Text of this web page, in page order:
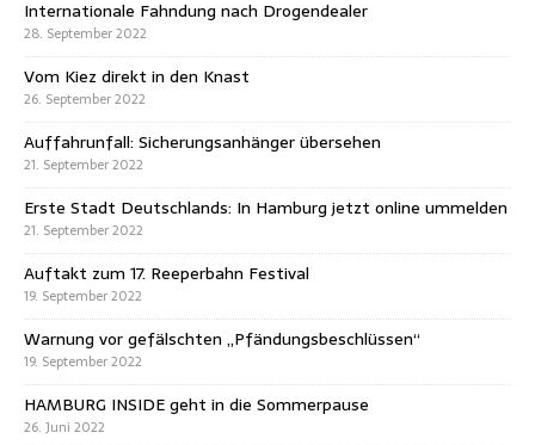
Internationale Fahndung nach Drogendealer
28. September 2022
Vom Kiez direkt in den Knast
26. September 2022
Auffahrunfall: Sicherungsanhänger übersehen
21. September 2022
Erste Stadt Deutschlands: In Hamburg jetzt online ummelden
21. September 2022
Auftakt zum 17. Reeperbahn Festival
19. September 2022
Warnung vor gefälschten „Pfändungsbeschlüssen“
19. September 2022
HAMBURG INSIDE geht in die Sommerpause
26. Juni 2022